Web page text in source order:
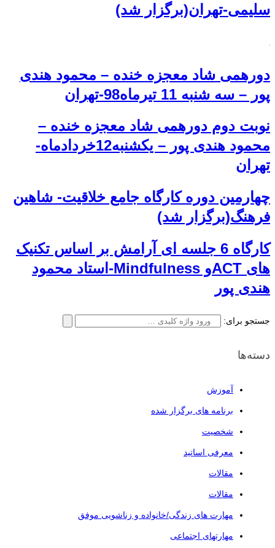
سلیمی-تهران(برگزار شد)
دورهمی شاد معجزه خنده – محمود هندی
پور – سه شنبه 11 تیرماه98-تهران
نوبت دوم دورهمی شاد معجزه خنده –
محمود هندی پور – یکشنبه12خردادماه-
تهران
چهارمین دوره کارگاه جامع خلاقیت- شاهین
فرهنگ(برگزار شد)
کارگاه 6 جلسه ای آرامش بر اساس تکنیک
های ACTو Mindfulness-استاد محمود
هندی پور
جستجو برای:
دسته‌ها
آموزش
برنامه های برگزار شده
شخصیت
معرفی اساتید
مقالات
مقالات
مهارت های زندگی/خانواده و زناشویی موفق
مهارتهای اجتماعی